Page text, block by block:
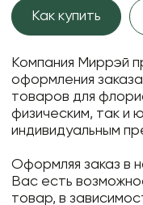
Как купить
Компания Миррэй
оформления
товаров для
физическим, так и
индивидуальным
Оформляя заказ в
Вас есть
товар, в